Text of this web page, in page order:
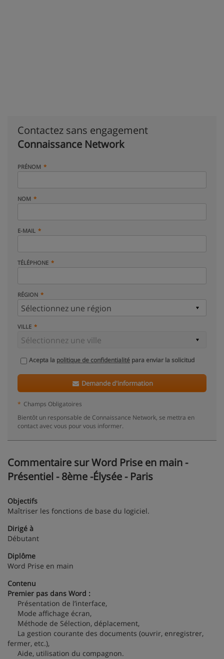
Contactez sans engagement
Connaissance Network
PRÉNOM
NOM
E-MAIL
TÉLÉPHONE
RÉGION
VILLE
Acepta la politique de confidentialité para enviar la solicitud
Demande d'information
* Champs Obligatoires
Bientôt un responsable de Connaissance Network, se mettra en
contact avec vous pour vous informer.
Commentaire sur Word Prise en main -
Présentiel - 8ème -Élysée - Paris
Objectifs
Maîtriser les fonctions de base du logiciel.
Dirigé à
Débutant
Diplôme
Word Prise en main
Contenu
Premier pas dans Word :
Présentation de l’interface,
Mode affichage écran,
Méthode de Sélection, déplacement,
La gestion courante des documents (ouvrir, enregistrer,
fermer, etc.),
Aide, utilisation du compagnon.